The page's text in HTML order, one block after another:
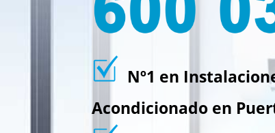
Nº1 en
Acondicionado en